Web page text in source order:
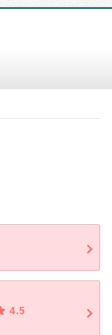
4.5